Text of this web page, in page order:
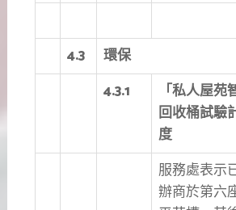
4.3
環保
4.3.1
「私人屋
回收桶試驗
度
服務處表示
辦商於第六